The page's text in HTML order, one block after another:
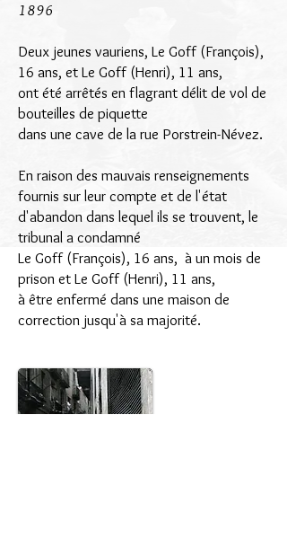
1896
Deux jeunes vauriens, Le Goff (François),
16 ans, et Le Goff (Henri), 11 ans,
ont été arrêtés en flagrant délit de vol de
bouteilles de piquette
dans une cave de la rue Porstrein-Névez.
En raison des mauvais renseignements
fournis sur leur compte et de l'état
d'abandon dans lequel ils se trouvent, le
tribunal a condamné
Le Goff (François), 16 ans, à un mois de
prison et Le Goff (Henri), 11 ans,
à être enfermé dans une maison de
correction jusqu'à sa majorité.